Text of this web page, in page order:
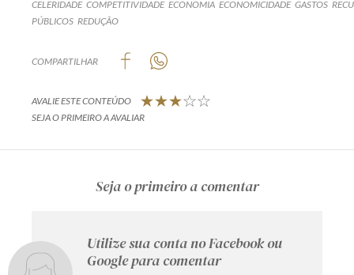
CELERIDADE COMPETITIVIDADE ECONOMIA ECONOMICIDADE GASTOS
PÚBLICOS REDUÇÃO
COMPARTILHAR
AVALIE ESTE CONTEÚDO
SEJA O PRIMEIRO A AVALIAR
Seja o primeiro a comentar
Utilize sua conta no Facebook ou
Google para comentar